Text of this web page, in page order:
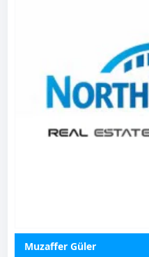
Muzaffer Güler